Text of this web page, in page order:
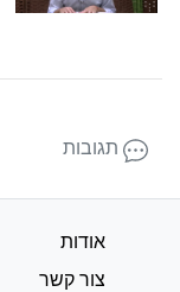
תגובות
אודות
צור קשר